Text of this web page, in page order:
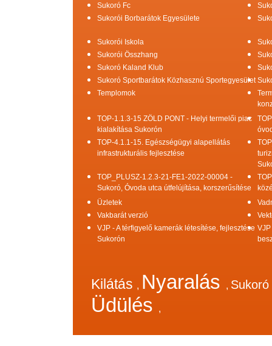
Sukoró Fc
Sukorói Borbarátok Egyesülete
Sukorói Iskola
Sukorói Összhang
Sukoró Kaland Klub
Sukoró Sportbarátok Közhasznú Sportegyesület
Templomok
TOP-1.1.3-15 ZÖLD PONT - Helyi termelői piac
kialakítása Sukorón
TOP-4.1.1-15. Egészségügyi alapellátás
infrastrukturális fejlesztése
TOP_PLUSZ-1.2.3-21-FE1-2022-00004 -
Sukoró, Óvoda utca útfelújítása, korszerűsítése
Üzletek
Vakbarát verzió
VJP - A térfigyelő kamerák létesítése, fejlesztése
Sukorón
Kilátás , Nyaralás , Sukoró
Üdülés ,